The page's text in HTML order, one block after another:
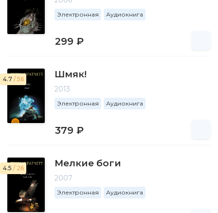
Электронная Аудиокнига
299 ₽
4.7 / 56 Шмяк!
2013
Электронная Аудиокнига
379 ₽
4.5 / 26 Мелкие боги
2007
Электронная Аудиокнига